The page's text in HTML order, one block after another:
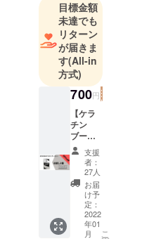
か日本での
優勝も多
数。
2017年 弱
冠22歳で赤
坂にヘアサ
Ryu」 オー
Salon Ryu グ
ループ 中国
含め三店舗
「Kyogoku
目標金額
未達でも
リターン
が届きま
す(All-in
方式)
700円
【ケラ
チン
ブース
ト＋お
試し1
個】 人
毛から
特殊製
法によ
り抽出
したケ
支援
者：
27人
お届
け予
定：
2022
年01
月
こ